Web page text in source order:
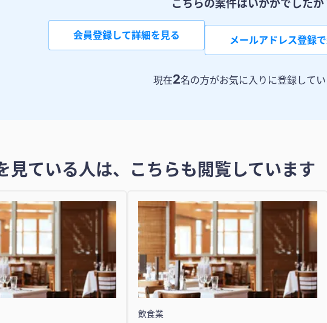
こちらの案件はいかがでしたか
会員登録して詳細を見る メールアドレス登録
現在2名の方がお気に入りに登録してい
見ている人は、こちらも閲覧しています
飲食業